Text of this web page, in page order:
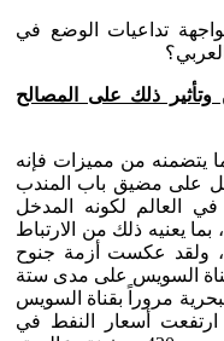
تداعيات الوضع في
وتأثير ذلك على المصالح
يتضمنه من مميزات فإنه
على مضيق باب المندب
في العالم لكونه المدخل
بما يعنيه ذلك من الارتباط
ولقد عكست أزمة جنوح
السويس على مدى ستة
البحرية مروراً بقناة السويس
ارتفعت أسعار النفط في